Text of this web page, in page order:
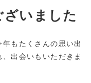
いました
もたくさんの思い出
出会いもいただきま